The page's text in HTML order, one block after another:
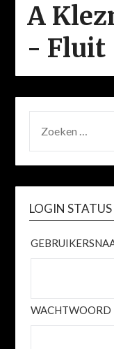
A
- Fluit
NAAR:
LOGIN STATUS
WACHTWOORD